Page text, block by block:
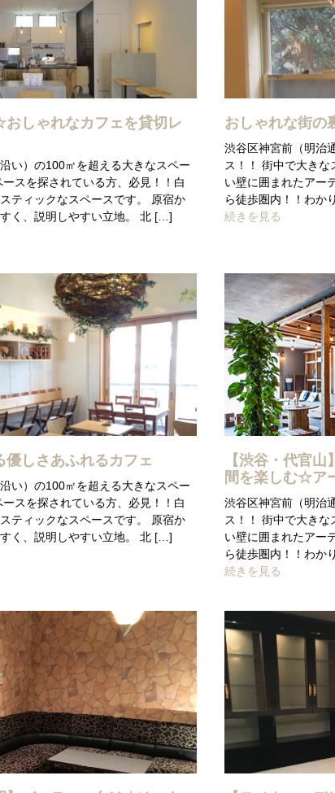
しゃれなカフェを貸切レ
い）の100㎡を超える大きなスペー
スを探されている方、必見！！白
く、説明しやすい立地。 北 […]
おしゃれな街の
渋谷区神宮前（明治
ス！！ 街中で大きな
続きを見る
優しさあふれるカフェ
い）の100㎡を超える大きなスペー
スを探されている方、必見！！白
【渋谷・代官山
間を楽しむ☆ア
渋谷区神宮前（明治
ス！！ 街中で大きな
ら徒歩圏内！！わか
続きを見る